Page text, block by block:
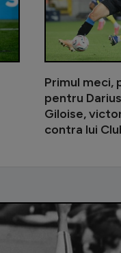
Primul meci,
pentru
Giloise,
contra lui